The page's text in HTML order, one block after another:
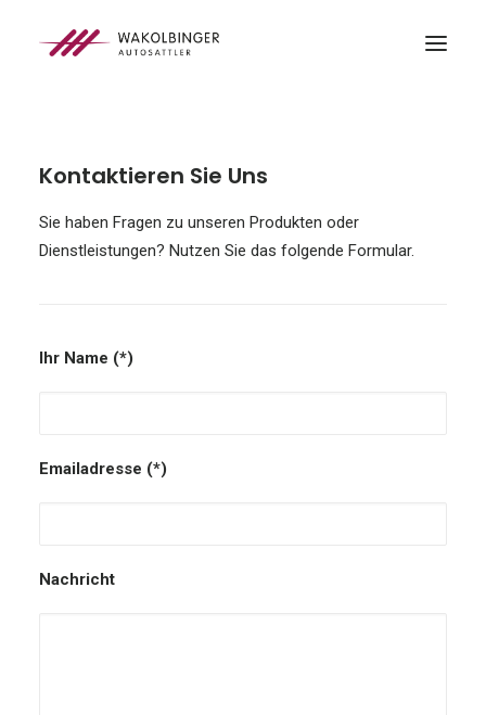
LEISTUNGEN
BLOG
SEARCH
Kontaktieren Sie Uns
Sie haben Fragen zu unseren Produkten oder
Dienstleistungen? Nutzen Sie das folgende Formular.
Ihr Name (*)
Emailadresse (*)
Nachricht